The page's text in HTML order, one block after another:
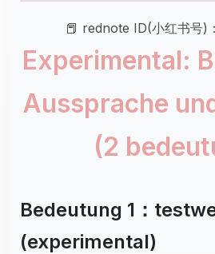
📕 rednote ID(小红书号)
Experimental:
Aussprache
(2
Bedeutung 1：
(experimental)